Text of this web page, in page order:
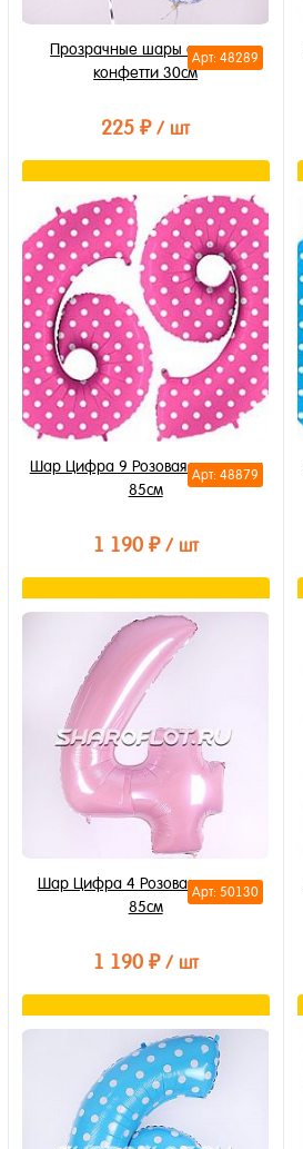
Арт: 48289
Прозрачные шары с синим
конфетти 30см
225 ₽/ шт
В корзину
Купить в 1 клик
В избранное
В наличии
Арт: 48879
Шар Цифра 9 Розовая в горошек
85см
1 190 ₽ / шт
В корзину
Купить в 1 клик
В избранное
В наличии
Арт: 50130
Шар Цифра 4 Розовая матовая
85см
1 190 ₽ / шт
В корзину
Купить в 1 клик
В избранное
В наличии